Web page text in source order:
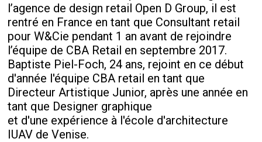
l’agence de design retail Open D Group, il est
rentré en France en tant que Consultant retail
pour W&Cie pendant 1 an avant de rejoindre
l’équipe de CBA Retail en septembre 2017.
Baptiste Piel-Foch, 24 ans, rejoint en ce début
d'année l'équipe CBA retail en tant que
Directeur Artistique Junior, après une année en
tant que Designer graphique
et d'une expérience à l'école d'architecture
IUAV de Venise.